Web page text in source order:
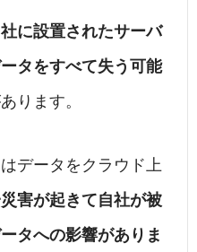
に設置されたサーバ
タをすべて失う可能
ります。
データをクラウド上
害が起きて自社が被
タへの影響がありま